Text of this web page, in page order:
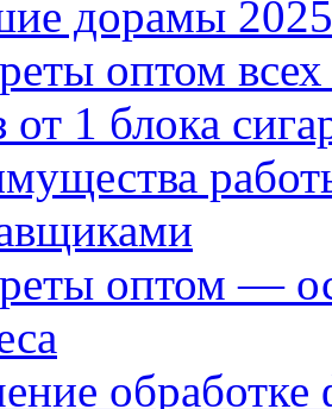
дорамы
оптом
от 1 блока
оптом —